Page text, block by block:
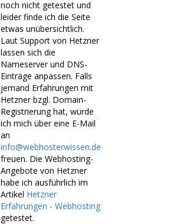
noch nicht getestet und
leider finde ich die Seite
etwas unübersichtlich.
Laut Support von Hetzner
lassen sich die
Nameserver und DNS-
Einträge anpassen. Falls
jemand Erfahrungen mit
Hetzner bzgl. Domain-
Registrierung hat, würde
ich mich über eine E-Mail
an
info@webhosterwissen.de
freuen. Die Webhosting-
Angebote von Hetzner
habe ich ausführlich im
Artikel Hetzner
Erfahrungen - Webhosting
getestet.